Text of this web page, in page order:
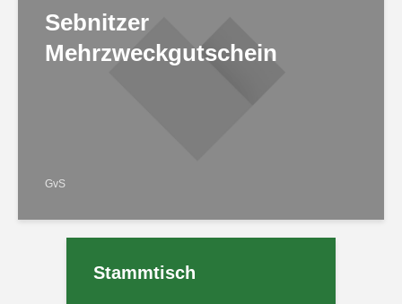
Sebnitzer
Mehrzweckgutschein
GvS
Stammtisch